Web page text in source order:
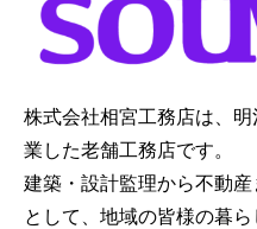
株式会社相宮工務店は、 明
業した老舗工務店です。
建築・設計監理から不動産
として、地域の皆様の暮